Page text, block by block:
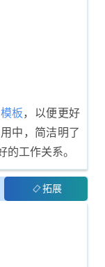
模板，以便更好
中，简洁明了
的工作关系。
拓展